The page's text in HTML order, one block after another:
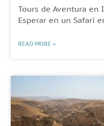
Tours de Aventura en
Esperar en un Safari
READ MORE »